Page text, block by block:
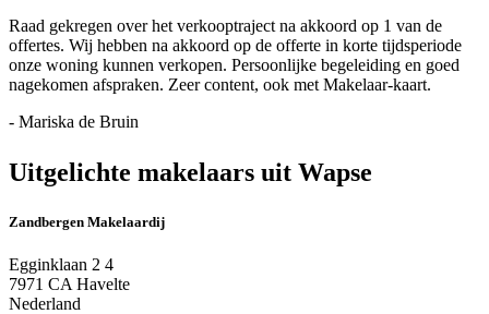
Raad gekregen over het verkooptraject na akkoord op 1 van de
offertes. Wij hebben na akkoord op de offerte in korte tijdsperiode
onze woning kunnen verkopen. Persoonlijke begeleiding en goed
nagekomen afspraken. Zeer content, ook met Makelaar-kaart.
- Mariska de Bruin
Uitgelichte makelaars uit Wapse
Zandbergen Makelaardij
Egginklaan 2 4
7971 CA Havelte
Nederland